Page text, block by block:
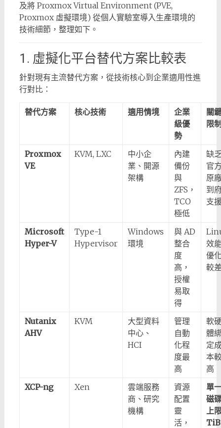
及將 Proxmox Virtual Environment (PVE,
Proxmox 虛擬環境) 從個人實驗室導入生產環境的
技術細節，整理如下。
1. 虛擬化平台替代方案比較表
針對現有主流替代方案，從技術核心到企業適用性進
行對比：
替代方案 核心技術 適用情境
企業
級優
勢
關
限
Proxmox
VE
KVM, LXC
中小企
業、開源
架構
內建
備份
與
ZFS，
TCO
極低
缺
官
原
到
支
Microsoft
Hyper-V
Type-1
Hypervisor
Windows
環境
與 AD
整合
度
高，
授權
易取
得
效
優
較
Nutanix
AHV
KVM
大型資料
中心、
HCI
管理
自動
化程
度最
高
軟
體
定
本
高
XCP-ng
Xen
雲端服務
商、研究
機構
資源
配置
靈
活，
單
磁
上
TiB